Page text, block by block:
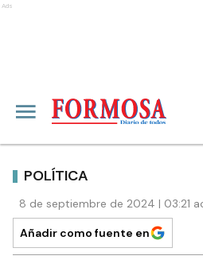
Ads
POLÍTICA
8 de septiembre de 2024 | 03:21
Añadir como fuente en